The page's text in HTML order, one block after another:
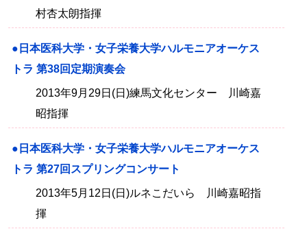
村杏太朗指揮
●日本医科大学・女子栄養大学ハルモニアオーケス
トラ 第38回定期演奏会
2013年9月29日(日)練馬文化センター 川崎嘉
昭指揮
●日本医科大学・女子栄養大学ハルモニアオーケス
トラ 第27回スプリングコンサート
2013年5月12日(日)ルネこだいら 川崎嘉昭指
揮